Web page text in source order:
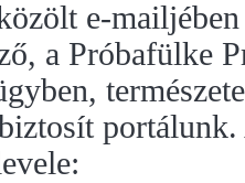
e-
a Próbafülke